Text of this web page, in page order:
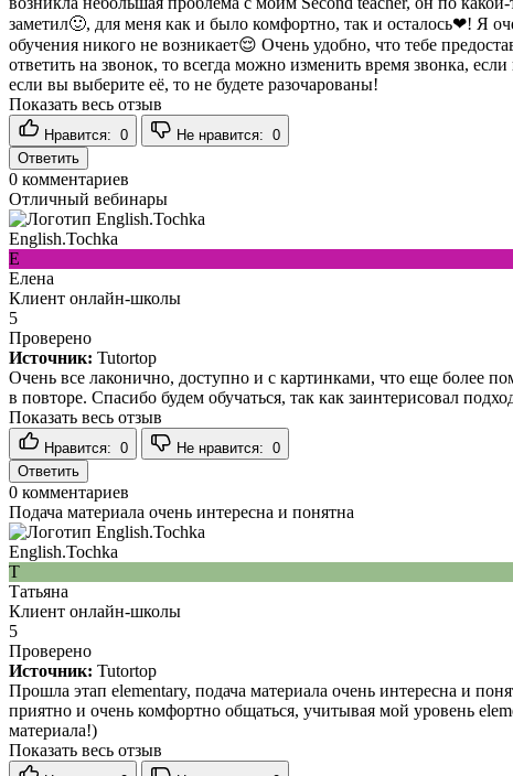
заметил🙂, для меня как и было комфортно, так и осталось❤! Я
обучения никого не возникает😌 Очень удобно, что тебе
ответить на звонок, то всегда можно изменить время звонка,
если вы выберите её, то не будете разочарованы!
Показать весь отзыв
Нравится: 0 Не нравится: 0
Ответить
0 комментариев
Отличный вебинары
English.Tochka
Е
Елена
Клиент онлайн-школы
5
Проверено
Источник: Tutortop
Очень все лаконично, доступно и с картинками, что еще более
в повторе. Спасибо будем обучаться, так как заинтерисовал
Показать весь отзыв
Нравится: 0 Не нравится: 0
Ответить
0 комментариев
Подача материала очень интересна и понятна
English.Tochka
Т
Татьяна
Клиент онлайн-школы
5
Проверено
Источник: Tutortop
Прошла этап elementary, подача материала очень интересна и
приятно и очень комфортно общаться, учитывая мой уровень
материала!)
Показать весь отзыв